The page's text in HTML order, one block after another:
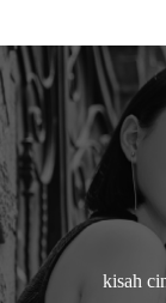
kisah